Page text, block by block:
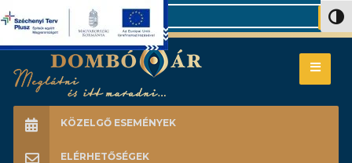
Search
KÖZELGŐ ESEMÉNYEK
ELÉRHETŐSÉGEK